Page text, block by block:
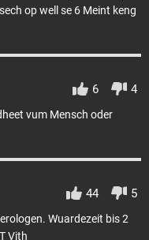
op well se 6 Meint keng
6 4
vum Mensch oder
44 5
Wuardezeit bis 2
Vith